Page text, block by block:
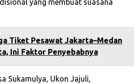
yang membuat suasana
Tiket Pesawat Jakarta–Medan
Ini Faktor Penyebabnya
Sukamulya, Ukon Jajuli,